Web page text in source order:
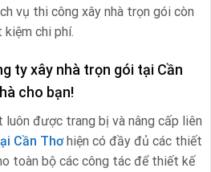
vụ thi công xây nhà trọn gói còn
chi phí.
ty xây nhà trọn gói tại Cần
cho bạn!
được trang bị và nâng cấp liên
Cần Thơhiện có đầy đủ các thiết
toàn bộ các công tác để thiết kế